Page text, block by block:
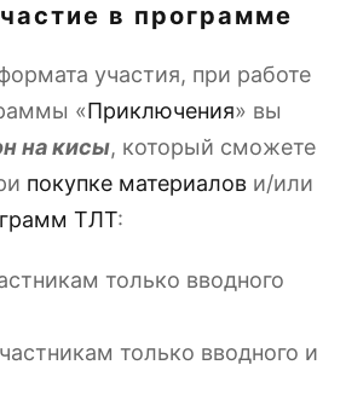
в программе
участия, при работе
«Приключения» вы
на кисы, который сможете
покупке материалов и/или
ТЛТ:
только вводного
только вводного и